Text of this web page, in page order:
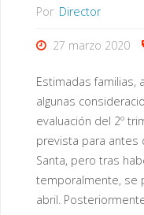
Por Director
27 marzo 2020
Estimadas familias,
algunas
evaluación del 2º
prevista para antes
Santa, pero tras
temporalmente, se
abril.